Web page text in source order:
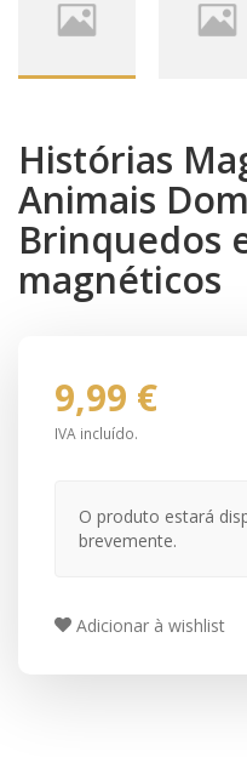
Histórias
Animais
Brinquedos
magnéticos
9,99 €
IVA incluído.
O produto estará
brevemente.
Adicionar à wishlist